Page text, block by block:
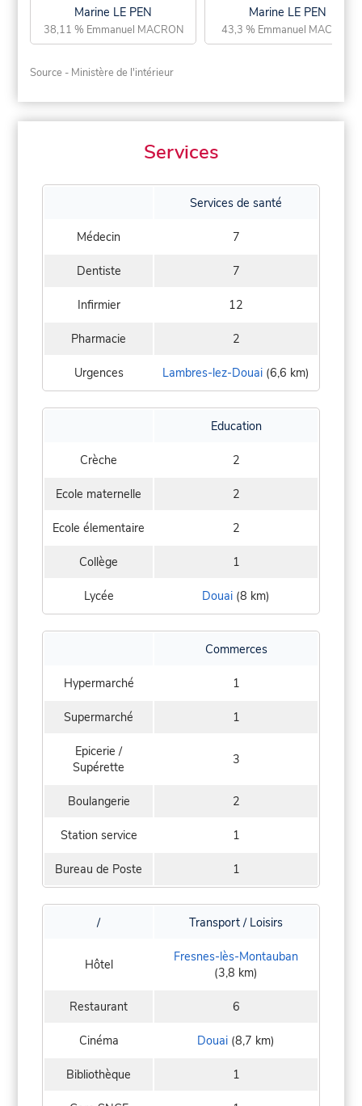
Marine LE PEN
38,11 % Emmanuel MACRON
Marine LE PEN
43,3 % Emmanuel MACRON
Source - Ministère de l'intérieur
Services
Services de santé
Médecin 7
Dentiste 7
Infirmier 12
Pharmacie 2
Urgences Lambres-lez-Douai (6,6 km)
Education
Crèche 2
Ecole maternelle 2
Ecole élementaire 2
Collège 1
Lycée Douai (8 km)
Commerces
Hypermarché 1
Supermarché 1
Epicerie /
Supérette
3
Boulangerie 2
Station service 1
Bureau de Poste 1
/ Transport / Loisirs
Hôtel
Fresnes-lès-Montauban
(3,8 km)
Restaurant 6
Cinéma Douai (8,7 km)
Bibliothèque 1